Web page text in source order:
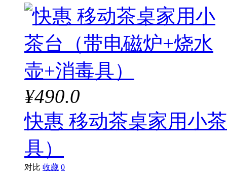
¥490.0
快惠 移动茶桌家用小
具）
对比 收藏 0